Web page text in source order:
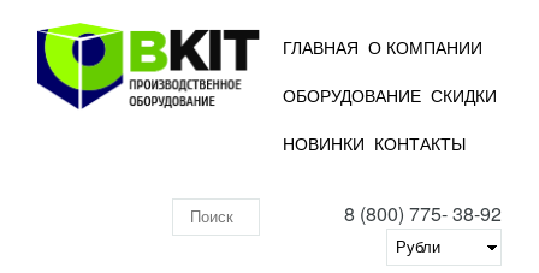
ГЛАВНАЯ О КОМПАНИИ
ОБОРУДОВАНИЕ СКИДКИ
НОВИНКИ КОНТАКТЫ
8 (800) 775- 38-92
СТАНКИ ДЛЯ КОНЦЕВОЙ ФРЕЗЕРОВКИ
УЗНАТЬ ЦЕНУ
Станки используются для обработки конца
алюминиевого профиля, ступенчатого торца,
разъема и т.д. Особенности оборудования